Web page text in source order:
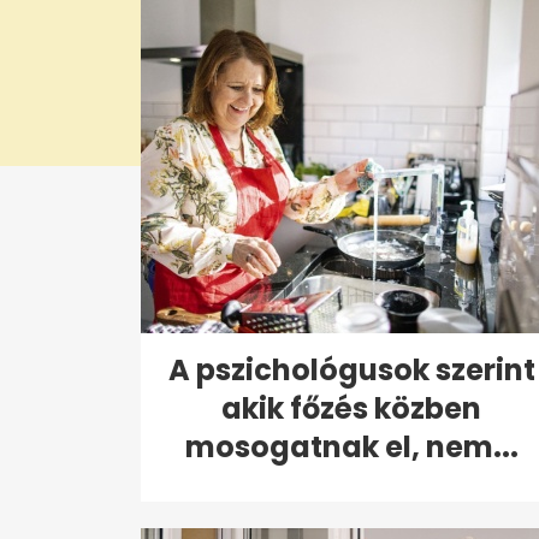
A pszichológusok szerint
akik főzés közben
mosogatnak el, nem...